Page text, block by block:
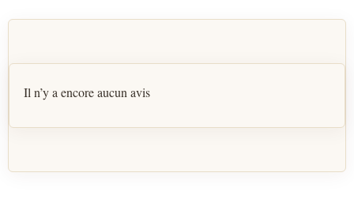
Il n’y a encore aucun avis